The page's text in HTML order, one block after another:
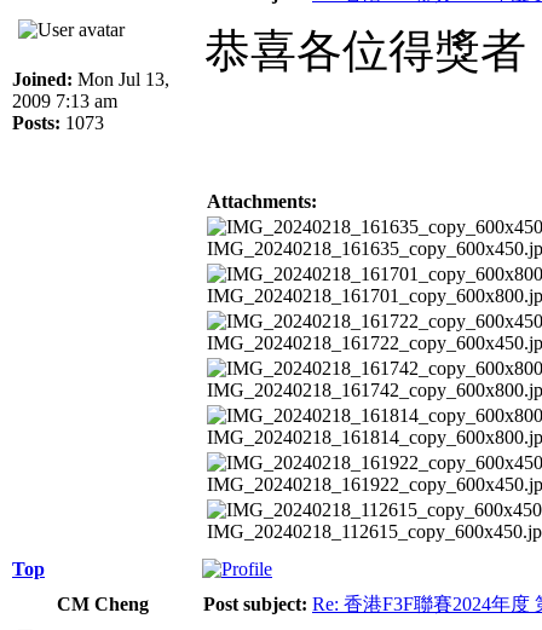
Joined: Mon Jul 13,
2009 7:13 am
Posts: 1073
恭喜各位得獎者
Attachments:
Top
CM Cheng
Post subject: Re: 香港F3F聯賽2024年度